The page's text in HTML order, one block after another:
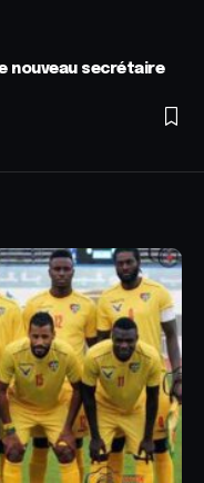
nouveau secrétaire